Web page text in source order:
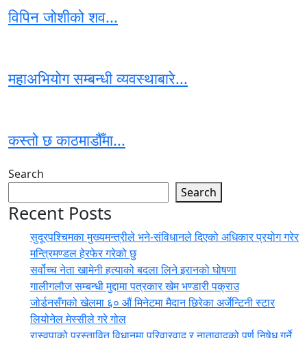
विपिन जोशीको शव...
महाअभियोग सम्बन्धी व्यवस्थाबारे...
कस्तो छ काठमाडौँमा...
Search
Search
Recent Posts
सुदूरपश्चिमका मुख्यमन्त्रीले भने-संविधानले दिएको अधिकार प्रयोग गरेर
मन्त्रिमण्डल हेरफेर गरेको छु
सर्वोच्च नेता खामेनी हत्याको बदला लिने इरानको घोषणा
गालीगलौज सम्बन्धी मुद्दामा पत्रकार खेम भण्डारी पक्राउ
जोर्डनसँगको खेलमा ६० औं मिनेटमा मैदान छिरेका अर्जेन्टिनी स्टार
लियोनेल मेस्सीले गरे गोल